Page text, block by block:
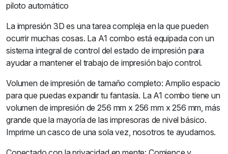
piloto automático
La impresión 3D es una tarea compleja en la que pueden
ocurrir muchas cosas. La A1 combo está equipada con un
sistema integral de control del estado de impresión para
ayudar a mantener el trabajo de impresión bajo control.
Volumen de impresión de tamaño completo: Amplio espacio
para que puedas expandir tu fantasía. La A1 combo tiene un
volumen de impresión de 256 mm x 256 mm x 256 mm, más
grande que la mayoría de las impresoras de nivel básico.
Imprime un casco de una sola vez, nosotros te ayudamos.